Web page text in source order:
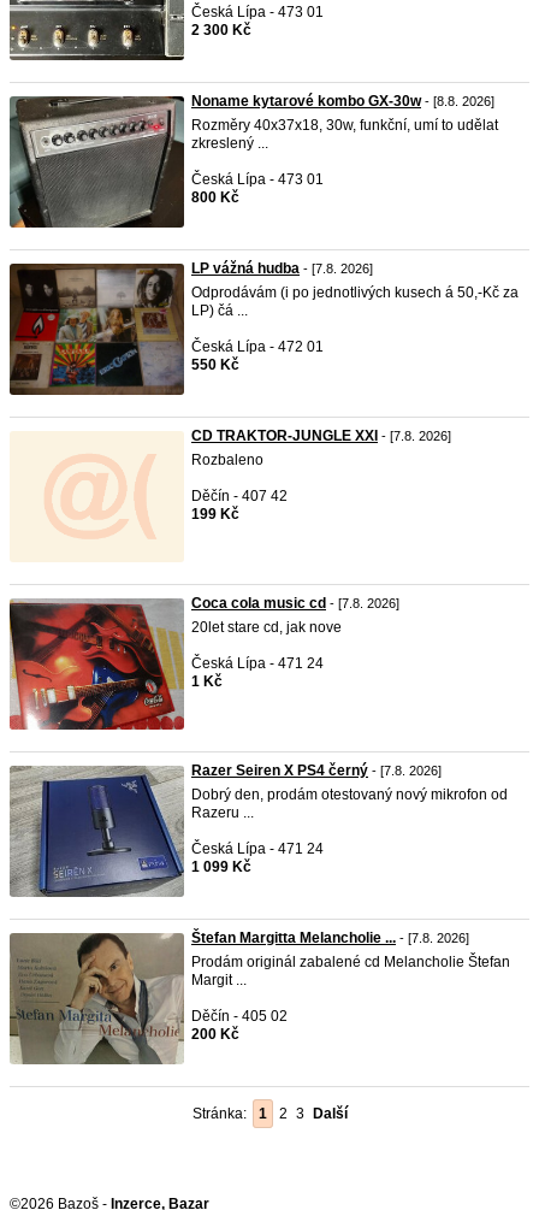
Česká Lípa - 473 01
2 300 Kč
Noname kytarové kombo GX-30w- [8.8. 2026]
Rozměry 40x37x18, 30w, funkční, umí to udělat
zkreslený ...
Česká Lípa - 473 01
800 Kč
LP vážná hudba - [7.8. 2026]
Odprodávám (i po jednotlivých kusech á 50,-Kč za
LP) čá ...
Česká Lípa - 472 01
550 Kč
CD TRAKTOR-JUNGLE XXI - [7.8. 2026]
Rozbaleno
Děčín - 407 42
199 Kč
Coca cola music cd - [7.8. 2026]
20let stare cd, jak nove
Česká Lípa - 471 24
1 Kč
Razer Seiren X PS4 černý - [7.8. 2026]
Dobrý den, prodám otestovaný nový mikrofon od
Razeru ...
Česká Lípa - 471 24
1 099 Kč
Štefan Margitta Melancholie ... - [7.8. 2026]
Prodám originál zabalené cd Melancholie Štefan
Margit ...
Děčín - 405 02
200 Kč
Stránka: 1 2 3 Další
©2026 Bazoš - Inzerce, Bazar